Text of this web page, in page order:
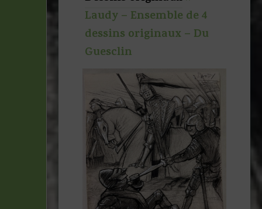
Laudy – Ensemble de 4
dessins originaux – Du
Guesclin